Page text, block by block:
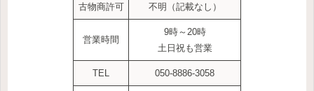
古物商許可 不明（記載なし）
営業時間
9時～20時
土日祝も営業
TEL 050-8886-3058